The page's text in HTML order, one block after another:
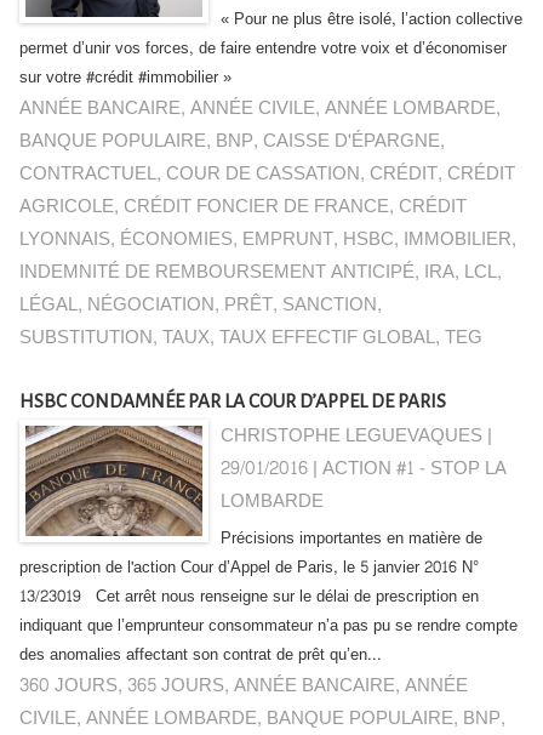
« Pour ne plus être isolé, l’action collective
permet d’unir vos forces, de faire entendre votre voix et d’économiser
sur votre #crédit #immobilier »
ANNÉE BANCAIRE,ANNÉE CIVILE,ANNÉE LOMBARDE,
BANQUE POPULAIRE, BNP, CAISSE D'ÉPARGNE,
CONTRACTUEL, COUR DE CASSATION, CRÉDIT, CRÉDIT
AGRICOLE, CRÉDIT FONCIER DE FRANCE, CRÉDIT
LYONNAIS, ÉCONOMIES, EMPRUNT, HSBC, IMMOBILIER,
INDEMNITÉ DE REMBOURSEMENT ANTICIPÉ, IRA, LCL,
LÉGAL, NÉGOCIATION, PRÊT, SANCTION,
SUBSTITUTION,TAUX,TAUX EFFECTIF GLOBAL,TEG
HSBC CONDAMNÉE PAR LA COUR D’APPEL DE PARIS
CHRISTOPHE LEGUEVAQUES |
29/01/2016|ACTION #1 - STOP LA
LOMBARDE
Précisions importantes en matière de
prescription de l'action Cour d’Appel de Paris, le 5 janvier 2016 N°
13/23019 Cet arrêt nous renseigne sur le délai de prescription en
indiquant que l’emprunteur consommateur n’a pas pu se rendre compte
des anomalies affectant son contrat de prêt qu’en...
360 JOURS, 365 JOURS,ANNÉE BANCAIRE,ANNÉE
CIVILE,ANNÉE LOMBARDE, BANQUE POPULAIRE, BNP,